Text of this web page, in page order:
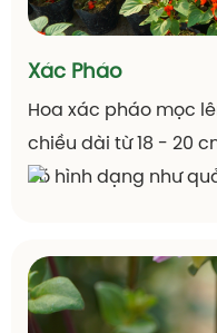
Xác Pháo
Hoa xác pháo mọc
chiều dài từ 18 - 20
có hình dạng như